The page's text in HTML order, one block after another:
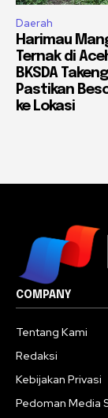
Daerah
Harimau
Ternak di
BKSDA
Pastikan
ke Lokasi
COMPANY
Tentang Kami
Redaksi
Kebijakan Privasi
Pedoman Media